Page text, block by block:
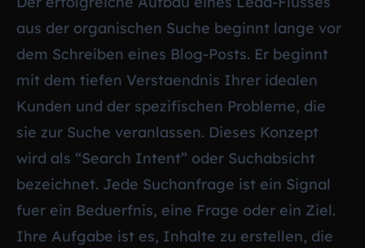
aus der organischen Suche beginnt lange vor
dem Schreiben eines Blog-Posts. Er beginnt
mit dem tiefen Verstaendnis Ihrer idealen
Kunden und der spezifischen Probleme, die
sie zur Suche veranlassen. Dieses Konzept
wird als “Search Intent” oder Suchabsicht
bezeichnet. Jede Suchanfrage ist ein Signal
fuer ein Beduerfnis, eine Frage oder ein Ziel.
Ihre Aufgabe ist es, Inhalte zu erstellen, die